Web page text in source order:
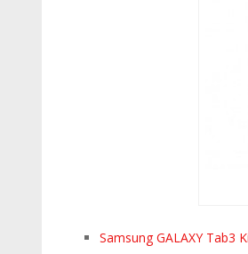
Samsung GALAXY Tab3